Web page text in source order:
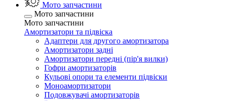
Мото запчастини
Мото запчастини
Мото запчастини
Амортизатори та підвіска
Адаптери для другого амортизатора
Амортизатори задні
Амортизатори передні (пір'я вилки)
Гофри амортизаторів
Кульові опори та елементи підвіски
Моноамортизатори
Подовжувачі амортизаторів